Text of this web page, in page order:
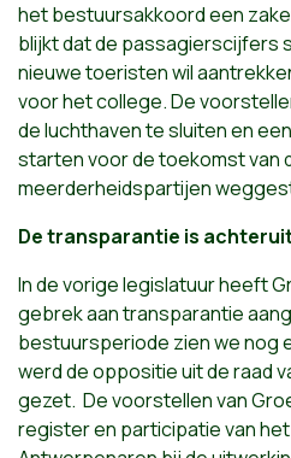
het bestuursakkoord een
blijkt dat de passagierscijfers
nieuwe toeristen wil
voor het college. De
de luchthaven te sluiten en
starten voor de toekomst van
meerderheidspartijen
De transparantie is
In de vorige legislatuur heeft
gebrek aan transparantie
bestuursperiode zien we nog
werd de oppositie uit de raad
gezet. De voorstellen van
register en participatie van het